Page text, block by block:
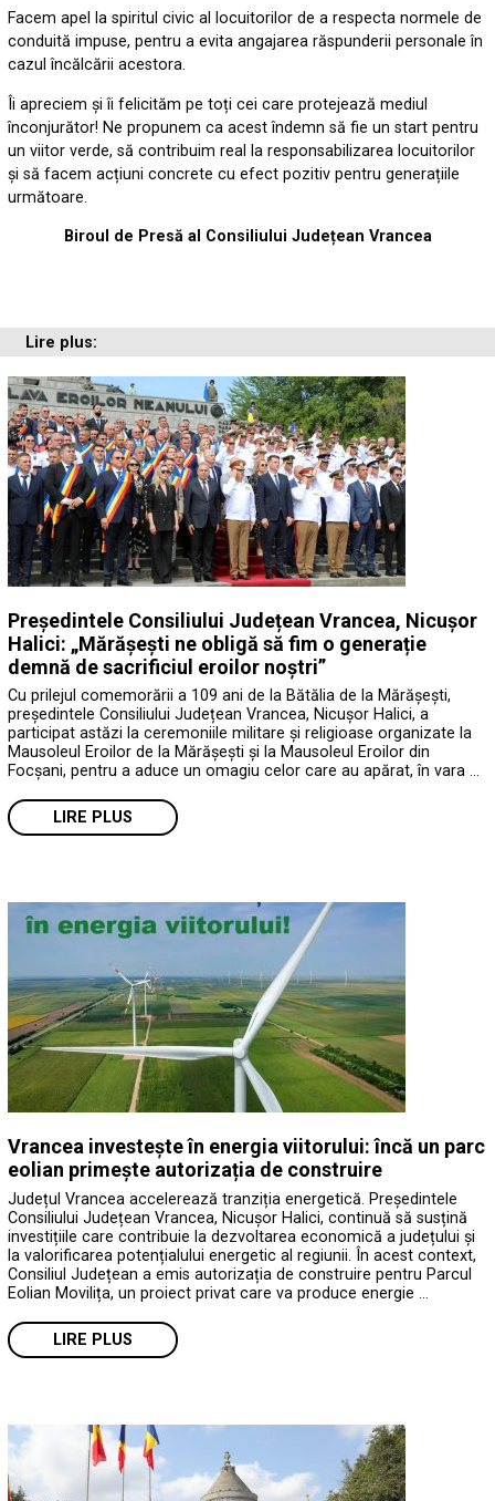
Facem apel la spiritul civic al locuitorilor de a respecta normele de
conduită impuse, pentru a evita angajarea răspunderii personale în
cazul încălcării acestora.
Îi apreciem și îi felicităm pe toți cei care protejează mediul
înconjurător! Ne propunem ca acest îndemn să fie un start pentru
un viitor verde, să contribuim real la responsabilizarea locuitorilor
și să facem acțiuni concrete cu efect pozitiv pentru generațiile
următoare.
Biroul de Presă al Consiliului Județean Vrancea
Lire plus:
Președintele Consiliului Județean Vrancea, Nicușor
Halici: „Mărășești ne obligă să fim o generație
demnă de sacrificiul eroilor noștri”
Cu prilejul comemorării a 109 ani de la Bătălia de la Mărășești,
președintele Consiliului Județean Vrancea, Nicușor Halici, a
participat astăzi la ceremoniile militare și religioase organizate la
Mausoleul Eroilor de la Mărășești și la Mausoleul Eroilor din
Focșani, pentru a aduce un omagiu celor care au apărat, în vara …
LIRE PLUS
Vrancea investește în energia viitorului: încă un parc
eolian primește autorizația de construire
Județul Vrancea accelerează tranziția energetică. Președintele
Consiliului Județean Vrancea, Nicușor Halici, continuă să susțină
investițiile care contribuie la dezvoltarea economică a județului și
la valorificarea potențialului energetic al regiunii. În acest context,
Consiliul Județean a emis autorizația de construire pentru Parcul
Eolian Movilița, un proiect privat care va produce energie …
LIRE PLUS